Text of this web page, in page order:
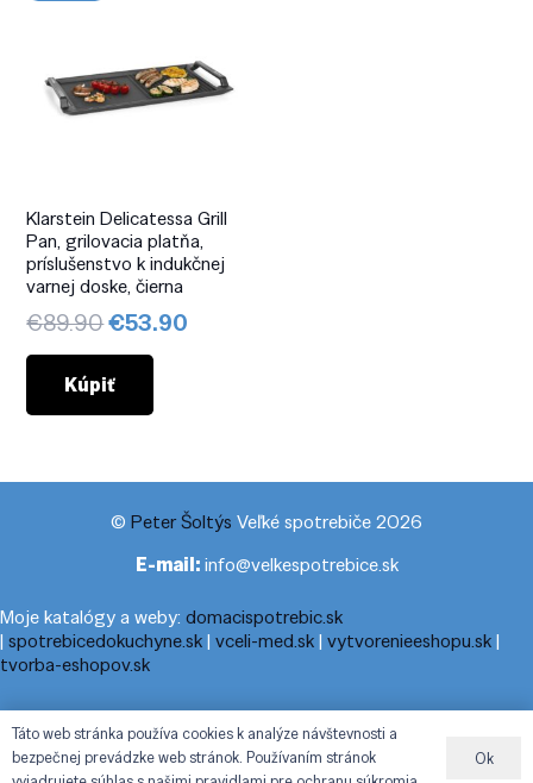
Klarstein Delicatessa Grill
Pan, grilovacia platňa,
príslušenstvo k indukčnej
varnej doske, čierna
€89.90Pôvodná
cena
bola:
€89.90.
€53.90
Kúpiť
© Peter Šoltýs Veľké spotrebiče 2026
E-mail:info@velkespotrebice.sk
Moje katalógy a weby: domacispotrebic.sk
| spotrebicedokuchyne.sk| vceli-med.sk| vytvorenieeshopu.sk|
tvorba-eshopov.sk
Moje blogy:cestovnyporiadok.eu|pracanadoma.net|telefonny-
zoznam-podla-cisla.sk |praca-z-domu-na-pc.sk|dnesny-
horoskop.sk|cestuj-dovolenkuj.sk|cestovny-poriadok.eu
Táto web stránka používa cookies k analýze návštevnosti a
bezpečnej prevádzke web stránok. Používaním stránok
Ok